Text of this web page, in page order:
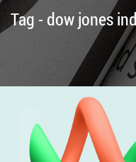
Tag - dow jones